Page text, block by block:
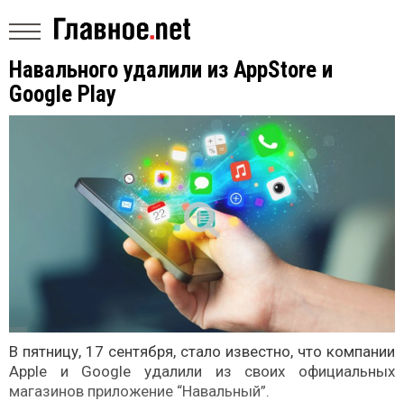
Навального удалили из AppStore и
Google Play
В пятницу, 17 сентября, стало известно, что компании
Apple и Google удалили из своих официальных
магазинов приложение “Навальный”.